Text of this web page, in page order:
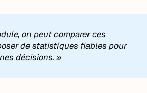
on peut comparer ces
de statistiques fiables pour
décisions. »